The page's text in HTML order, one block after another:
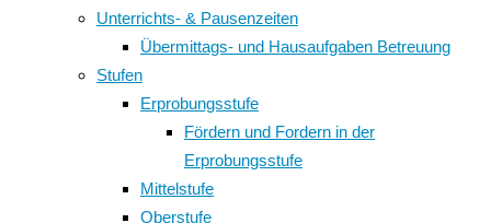
Unterrichts- & Pausenzeiten
Übermittags- und Hausaufgaben Betreuung
Stufen
Erprobungsstufe
Fördern und Fordern in der
Erprobungsstufe
Mittelstufe
Oberstufe